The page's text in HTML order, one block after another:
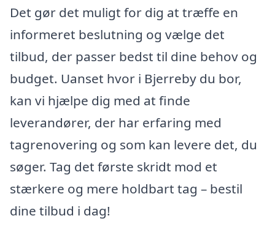
Det gør det muligt for dig at træffe en
informeret beslutning og vælge det
tilbud, der passer bedst til dine behov og
budget. Uanset hvor i Bjerreby du bor,
kan vi hjælpe dig med at finde
leverandører, der har erfaring med
tagrenovering og som kan levere det, du
søger. Tag det første skridt mod et
stærkere og mere holdbart tag – bestil
dine tilbud i dag!